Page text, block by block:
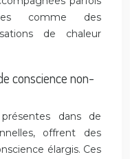
comme des
de chaleur
conscience non-
dans de
offrent des
élargis. Ces